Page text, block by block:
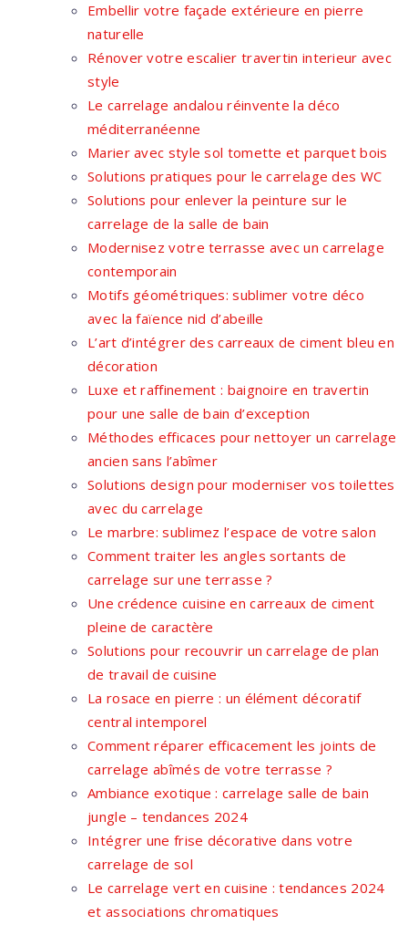
Embellir votre façade extérieure en pierre
naturelle
Rénover votre escalier travertin interieur avec
style
Le carrelage andalou réinvente la déco
méditerranéenne
Marier avec style sol tomette et parquet bois
Solutions pratiques pour le carrelage des WC
Solutions pour enlever la peinture sur le
carrelage de la salle de bain
Modernisez votre terrasse avec un carrelage
contemporain
Motifs géométriques: sublimer votre déco
avec la faïence nid d’abeille
L’art d’intégrer des carreaux de ciment bleu en
décoration
Luxe et raffinement : baignoire en travertin
pour une salle de bain d’exception
Méthodes efficaces pour nettoyer un carrelage
ancien sans l’abîmer
Solutions design pour moderniser vos toilettes
avec du carrelage
Le marbre: sublimez l’espace de votre salon
Comment traiter les angles sortants de
carrelage sur une terrasse ?
Une crédence cuisine en carreaux de ciment
pleine de caractère
Solutions pour recouvrir un carrelage de plan
de travail de cuisine
La rosace en pierre : un élément décoratif
central intemporel
Comment réparer efficacement les joints de
carrelage abîmés de votre terrasse ?
Ambiance exotique : carrelage salle de bain
jungle – tendances 2024
Intégrer une frise décorative dans votre
carrelage de sol
Le carrelage vert en cuisine : tendances 2024
et associations chromatiques